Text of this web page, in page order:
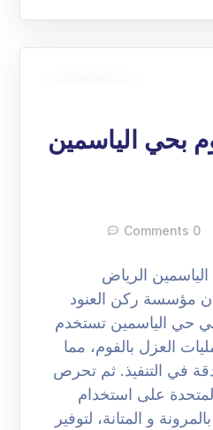
ديسمبر
بحي الياسمين
0 Comments
الرياض
حيث ان مؤسسة ركن العنود
حي الياسمين تستخدم
العزل بالفوم، مما
في التنفيذ. ثم تحرص
على استخدام
و المتانة، لتوفير